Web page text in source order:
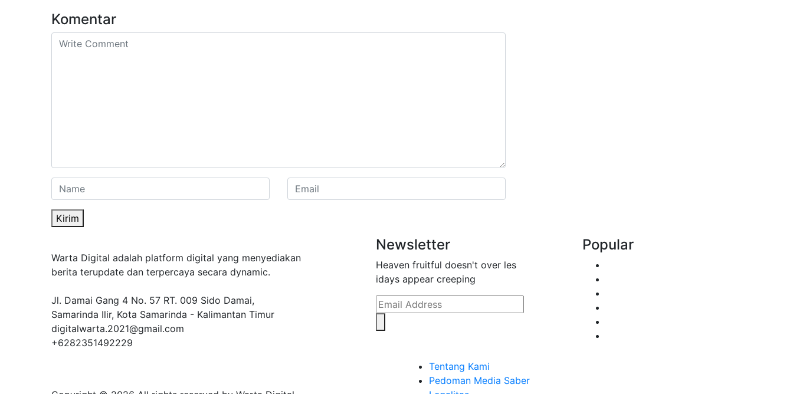
Komentar
Kirim
Warta Digital adalah platform digital yang menyediakan
berita terupdate dan terpercaya secara dynamic.
Jl. Damai Gang 4 No. 57 RT. 009 Sido Damai,
Samarinda Ilir, Kota Samarinda - Kalimantan Timur
digitalwarta.2021@gmail.com
+6282351492229
Newsletter
Heaven fruitful doesn't over les
idays appear creeping
Popular
Tentang Kami
Pedoman Media Saber